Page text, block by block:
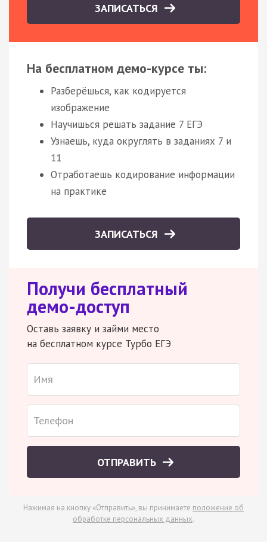
ЗАПИСАТЬСЯ
На бесплатном демо-курсе ты:
Разберёшься, как кодируется
изображение
Научишься решать задание 7 ЕГЭ
Узнаешь, куда округлять в заданиях 7 и
11
Отработаешь кодирование информации
на практике
ЗАПИСАТЬСЯ
Получи бесплатный
демо-доступ
Оставь заявку и займи место
на бесплатном курсе Турбо ЕГЭ
ОТПРАВИТЬ
Нажимая на кнопку «Отправить», вы принимаете положение об
обработке персональных данных.